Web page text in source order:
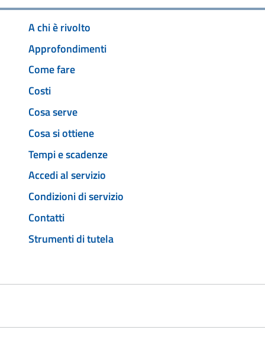
A chi è rivolto
Approfondimenti
Come fare
Costi
Cosa serve
Cosa si ottiene
Tempi e scadenze
Accedi al servizio
Condizioni di servizio
Contatti
Strumenti di tutela